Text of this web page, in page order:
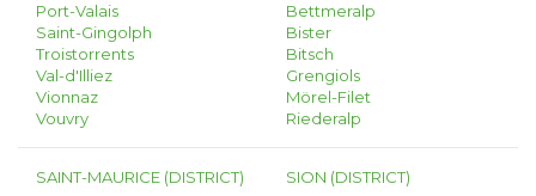
Port-Valais
Saint-Gingolph
Troistorrents
Val-d'Illiez
Vionnaz
Vouvry
Bettmeralp
Bister
Bitsch
Grengiols
Mörel-Filet
Riederalp
SAINT-MAURICE (DISTRICT)
SION (DISTRICT)